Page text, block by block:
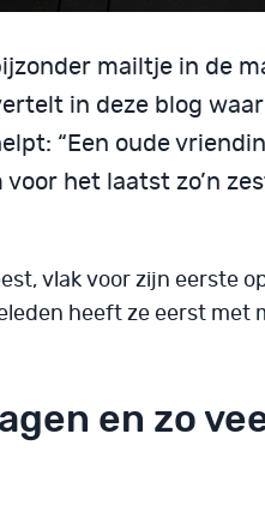
mailtje in de
in deze blog
“Een oude
het laatst zo’n
vlak voor zijn eerste
heeft ze eerst met
en zo